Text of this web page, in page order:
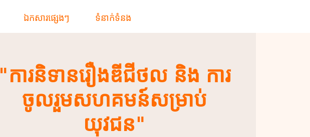
ឯកសារផ្សេងៗ ទំនាក់ទំនង
"ការនិទានរឿងឌីជីថល និង ការ
ចូលរួមសហគមន៍សម្រាប់
យុវជន"